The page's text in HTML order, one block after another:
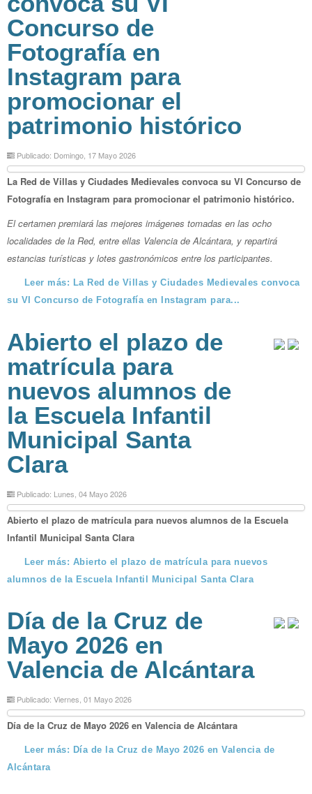
Concurso de
Fotografía en
Instagram para
promocionar el
patrimonio histórico
Publicado: Domingo, 17 Mayo 2026
La Red de Villas y Ciudades Medievales convoca su VI Concurso de
Fotografía en Instagram para promocionar el patrimonio histórico.
El certamen premiará las mejores imágenes tomadas en las ocho
localidades de la Red, entre ellas Valencia de Alcántara, y repartirá
estancias turísticas y lotes gastronómicos entre los participantes.
Leer más: La Red de Villas y Ciudades Medievales convoca
su VI Concurso de Fotografía en Instagram para...
Abierto el plazo de
matrícula para
nuevos alumnos de
la Escuela Infantil
Municipal Santa
Clara
Publicado: Lunes, 04 Mayo 2026
Abierto el plazo de matrícula para nuevos alumnos de la Escuela
Infantil Municipal Santa Clara
Leer más: Abierto el plazo de matrícula para nuevos
alumnos de la Escuela Infantil Municipal Santa Clara
Día de la Cruz de
Mayo 2026 en
Valencia de Alcántara
Publicado: Viernes, 01 Mayo 2026
Día de la Cruz de Mayo 2026 en Valencia de Alcántara
Leer más: Día de la Cruz de Mayo 2026 en Valencia de
Alcántara